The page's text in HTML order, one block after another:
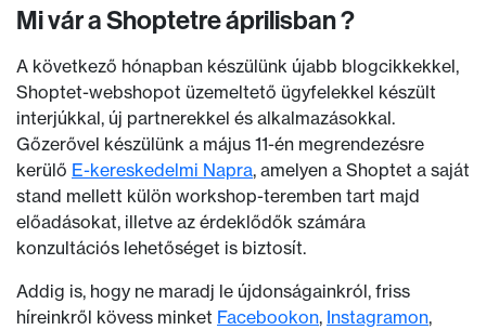
Mi vár a Shoptetre áprilisban ?
A következő hónapban készülünk újabb blogcikkekkel,
Shoptet-webshopot üzemeltető ügyfelekkel készült
interjúkkal, új partnerekkel és alkalmazásokkal.
Gőzerővel készülünk a május 11-én megrendezésre
kerülő E-kereskedelmi Napra, amelyen a Shoptet a saját
stand mellett külön workshop-teremben tart majd
előadásokat, illetve az érdeklődők számára
konzultációs lehetőséget is biztosít.
Addig is, hogy ne maradj le újdonságainkról, friss
híreinkről kövess minket Facebookon, Instagramon,